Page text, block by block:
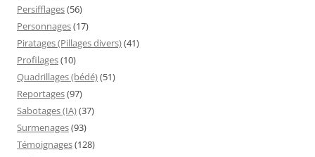
Persifflages(56)
Personnages(17)
Piratages (Pillages divers)(41)
Profilages(10)
Quadrillages (bédé)(51)
Reportages(97)
Sabotages (IA)(37)
Surmenages(93)
Témoignages(128)